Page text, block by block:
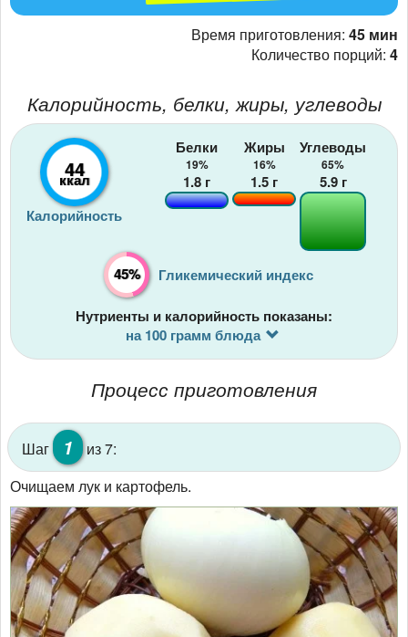
Время приготовления: 45 мин
Количество порций: 4
Калорийность, белки, жиры, углеводы
44
ккал
Калорийность
Белки
19%
1.8 г
Жиры
16%
1.5 г
Углеводы
65%
5.9г
45% Гликемический индекс
Нутриенты и калорийность показаны:
на 100 грамм блюда
Процесс приготовления
Шаг 1
из 7:
Очищаем лук и картофель.